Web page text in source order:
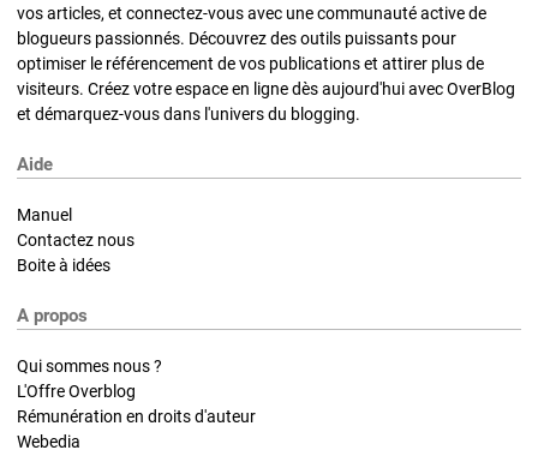
vos articles, et connectez-vous avec une communauté active de
blogueurs passionnés. Découvrez des outils puissants pour
optimiser le référencement de vos publications et attirer plus de
visiteurs. Créez votre espace en ligne dès aujourd'hui avec OverBlog
et démarquez-vous dans l'univers du blogging.
Aide
Manuel
Contactez nous
Boite à idées
A propos
Qui sommes nous ?
L'Offre Overblog
Rémunération en droits d'auteur
Webedia